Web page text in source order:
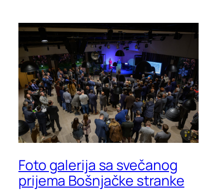
Foto galerija sa svečanog
prijema Bošnjačke stranke